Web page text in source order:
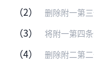
（2） 删除附一第三条中的“3.
（3） 将附一第四条中的“5.已通过建设项目竣工
（4） 删除附二第二条评